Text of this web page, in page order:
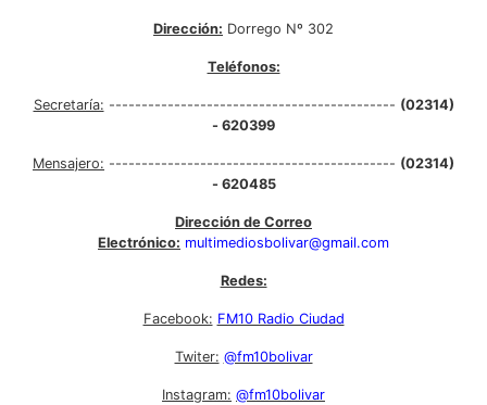
Dirección: Dorrego Nº 302
Teléfonos:
Secretaría: -------------------------------------------- (02314)
- 620399
Mensajero: -------------------------------------------- (02314)
- 620485
Dirección de Correo
Electrónico: multimediosbolivar@gmail.com
Redes:
Facebook: FM10 Radio Ciudad
Twiter: @fm10bolivar
Instagram: @fm10bolivar